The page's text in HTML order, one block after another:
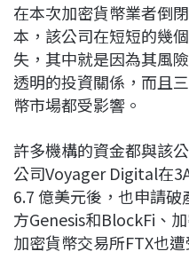
在本次加密貨幣業者倒
本，該公司在短短的幾
失，其中就是因為其風
透明的投資關係，而且
幣市場都受影響。
許多機構的資金都與該
公司Voyager Digital在
6.7 億美元後，也申請
方Genesis和BlockFi、
加密貨幣交易所FTX也